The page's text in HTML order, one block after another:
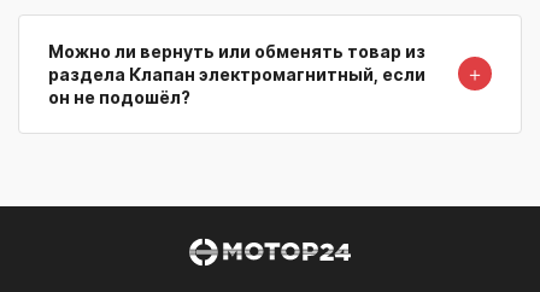
Можно ли вернуть или обменять товар из
раздела Клапан электромагнитный, если
он не подошёл?
＋